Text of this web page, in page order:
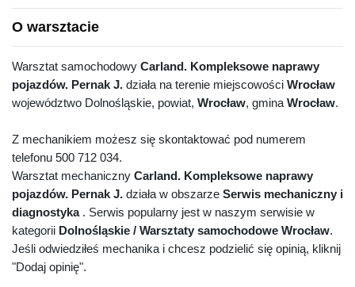
O warsztacie
Warsztat samochodowy Carland. Kompleksowe naprawy
pojazdów. Pernak J. działa na terenie miejscowości Wrocław
województwo Dolnośląskie, powiat, Wrocław, gmina Wrocław.
Z mechanikiem możesz się skontaktować pod numerem
telefonu 500 712 034.
Warsztat mechaniczny Carland. Kompleksowe naprawy
pojazdów. Pernak J. działa w obszarze Serwis mechaniczny i
diagnostyka. Serwis popularny jest w naszym serwisie w
kategorii Dolnośląskie / Warsztaty samochodowe Wrocław.
Jeśli odwiedziłeś mechanika i chcesz podzielić się opinią, kliknij
"Dodaj opinię".